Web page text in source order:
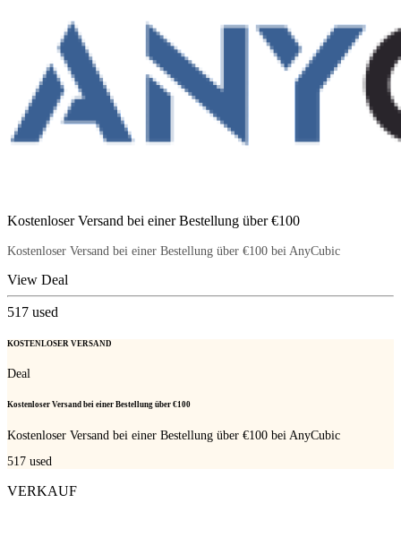
Kostenloser Versand bei einer Bestellung über €100
Kostenloser Versand bei einer Bestellung über €100 bei AnyCubic
View Deal
517 used
KOSTENLOSER VERSAND
Deal
Kostenloser Versand bei einer Bestellung über €100
Kostenloser Versand bei einer Bestellung über €100 bei AnyCubic
517 used
VERKAUF